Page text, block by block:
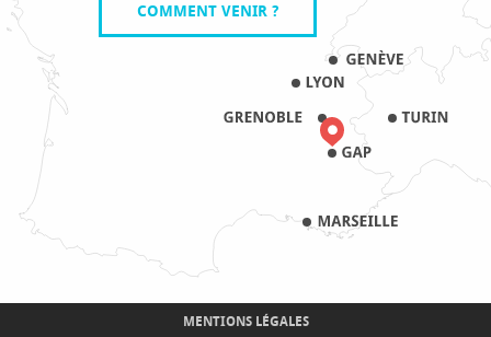
COMMENT VENIR ?
MENTIONS LÉGALES